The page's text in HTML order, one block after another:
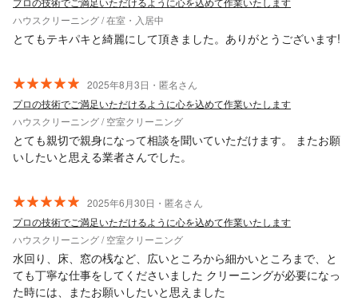
ハウスクリーニング / 在室・入居中
とてもテキパキと綺麗にして頂きました。ありがとうございます!
2025年8月3日・匿名さん
プロの技術でご満足いただけるように心を込めて作業いたします
ハウスクリーニング / 空室クリーニング
とても親切で親身になって相談を聞いていただけます。 またお願
いしたいと思える業者さんでした。
2025年6月30日・匿名さん
プロの技術でご満足いただけるように心を込めて作業いたします
ハウスクリーニング / 空室クリーニング
水回り、床、窓の桟など、広いところから細かいところまで、と
ても丁寧な仕事をしてくださいました クリーニングが必要になっ
た時には、またお願いしたいと思えました